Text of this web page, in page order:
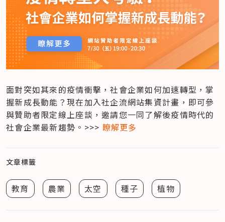
面對突如其來的疫情衝擊，社會企業如何加速轉型，掌
握新成長動能？現在加入社企流網站集資計畫，即可參
與贊助者限定線上座談，邀請您一同了解後疫情時代的
社會企業最新趨勢。>>> 瞭解更多
文章標籤
教育 農業 太空 種子 植物